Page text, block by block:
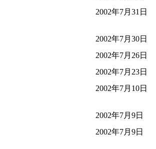
2002年7月31日
2002年7月30日
2002年7月26日
2002年7月23日
2002年7月10日
2002年7月9日
2002年7月9日